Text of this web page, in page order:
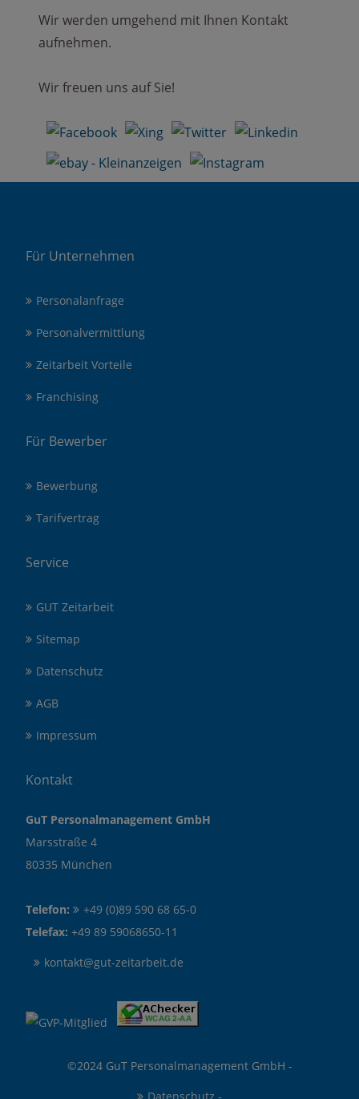
Wir werden umgehend mit Ihnen Kontakt
aufnehmen.
Wir freuen uns auf Sie!
Für Unternehmen
Personalanfrage
Personalvermittlung
Zeitarbeit Vorteile
Franchising
Für Bewerber
Bewerbung
Tarifvertrag
Service
GUT Zeitarbeit
Sitemap
Datenschutz
AGB
Impressum
Kontakt
GuT Personalmanagement GmbH
Marsstraße 4
80335 München
Telefon:
+49 (0)89 590 68 65-0
Telefax: +49 89 59068650-11
kontakt@gut-zeitarbeit.de
©2024 GuT Personalmanagement GmbH -